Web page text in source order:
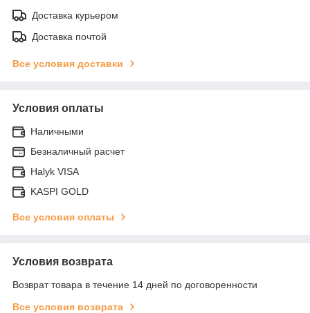
Доставка курьером
Доставка почтой
Все условия доставки
Условия оплаты
Наличными
Безналичный расчет
Halyk VISA
KASPI GOLD
Все условия оплаты
Условия возврата
Возврат товара в течение 14 дней по договоренности
Все условия возврата